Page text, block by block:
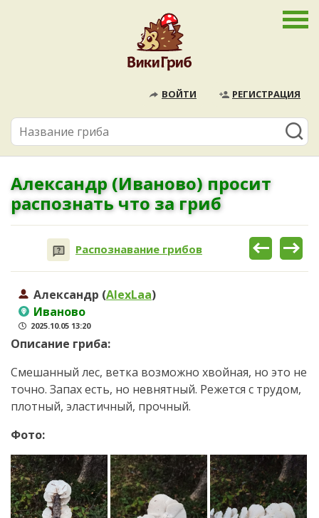
ВОЙТИ РЕГИСТРАЦИЯ
Александр (Иваново) просит
распознать что за гриб
Распознавание грибов
Александр (AlexLaa)
Иваново
2025.10.05 13:20
Описание гриба:
Смешанный лес, ветка возможно хвойная, но это не
точно. Запах есть, но невнятный. Режется с трудом,
плотный, эластичный, прочный.
Фото: